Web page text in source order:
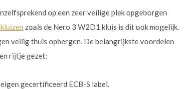
op een zeer veilige plek opgeborgen
zoals de Nero 3 W2D1 kluis is dit ook mogelijk.
veilig thuis opbergen. De belangrijkste voordelen
rijtje gezet:
gecertificeerd ECB-S label.